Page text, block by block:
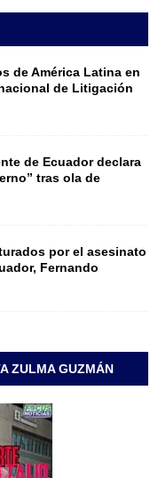
de América Latina en
de Litigación
de Ecuador declara
tras ola de
por el asesinato
Fernando
ZULMA GUZMÁN